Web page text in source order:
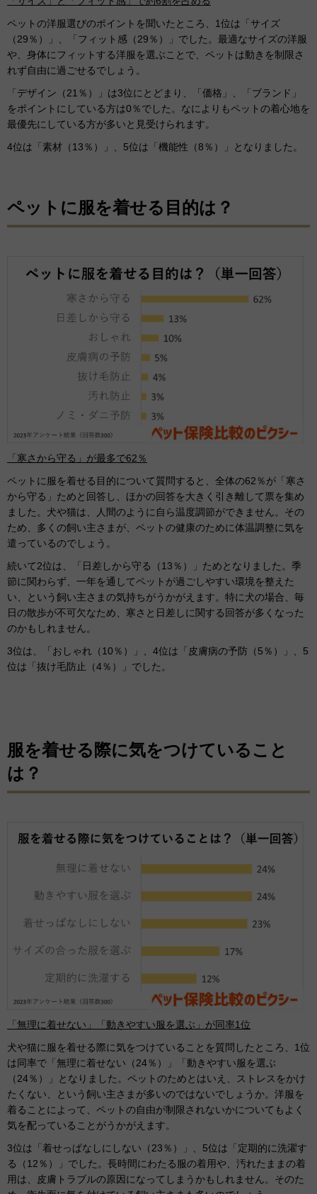
ペットの洋服選びのポイントを聞いたところ、1位は「サイズ
（29％）」、「フィット感（29％）」でした。最適なサイズの洋服
や、身体にフィットする洋服を選ぶことで、ペットは動きを制限さ
れず自由に過ごせるでしょう。
「デザイン（21％）」は3位にとどまり、「価格」、「ブランド」
をポイントにしている方は0％でした。なによりもペットの着心地を
最優先にしている方が多いと見受けられます。
4位は「素材（13％）」、5位は「機能性（8％）」となりました。
ペットに服を着せる目的は？
「寒さから守る」が最多で62％
ペットに服を着せる目的について質問すると、全体の62％が「寒さ
から守る」ためと回答し、ほかの回答を大きく引き離して票を集め
ました。犬や猫は、人間のように自ら温度調節ができません。その
ため、多くの飼い主さまが、ペットの健康のために体温調整に気を
遣っているのでしょう。
続いて2位は、「日差しから守る（13％）」ためとなりました。季
節に関わらず、一年を通してペットが過ごしやすい環境を整えた
い、という飼い主さまの気持ちがうかがえます。特に犬の場合、毎
日の散歩が不可欠なため、寒さと日差しに関する回答が多くなった
のかもしれません。
3位は、「おしゃれ（10％）」、4位は「皮膚病の予防（5％）」、5
位は「抜け毛防止（4％）」でした。
服を着せる際に気をつけていること
は？
「無理に着せない」「動きやすい服を選ぶ」が同率1位
犬や猫に服を着せる際に気をつけていることを質問したところ、1位
は同率で「無理に着せない（24％）」「動きやすい服を選ぶ
（24％）」となりました。ペットのためとはいえ、ストレスをかけ
たくない、という飼い主さまが多いのではないでしょうか。洋服を
着ることによって、ペットの自由が制限されないかについてもよく
気を配っていることがうかがえます。
3位は「着せっぱなしにしない（23％）」、5位は「定期的に洗濯す
る（12％）」でした。長時間にわたる服の着用や、汚れたままの着
用は、皮膚トラブルの原因になってしまうかもしれません。そのた